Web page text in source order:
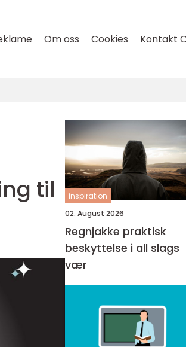
Om oss Cookies Kontakt
til
inspiration
02. August 2026
Regnjakke praktisk
beskyttelse i all slags
vær